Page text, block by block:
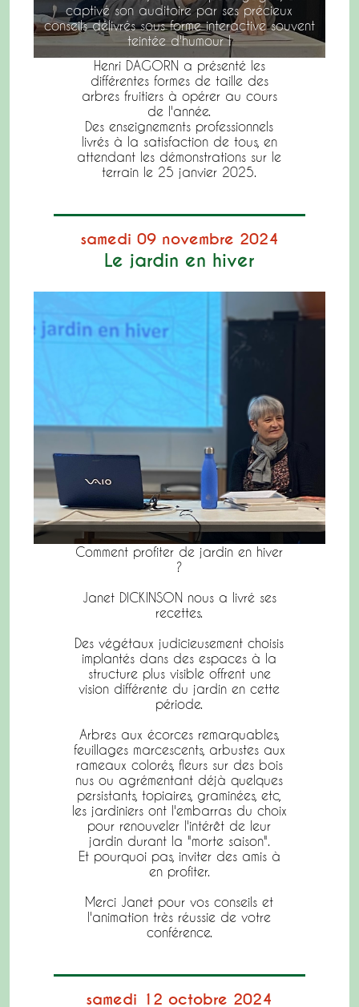
captivé son auditoire par ses précieux
conseils délivrés sous forme interactive souvent
teintée d'humour !
Henri DAGORN a présenté les
différentes formes de taille des
arbres fruitiers à opérer au cours
de l'année.
Des enseignements professionnels
livrés à la satisfaction de tous, en
attendant les démonstrations sur le
terrain le 25 janvier 2025.
samedi 09 novembre 2024
Le jardin en hiver
Comment profiter de jardin en hiver
?
Janet DICKINSON nous a livré ses
recettes.
Des végétaux judicieusement choisis
implantés dans des espaces à la
structure plus visible offrent une
vision différente du jardin en cette
période.
Arbres aux écorces remarquables,
feuillages marcescents, arbustes aux
rameaux colorés, fleurs sur des bois
nus ou agrémentant déjà quelques
persistants, topiaires, graminées, etc,
les jardiniers ont l'embarras du choix
pour renouveler l'intérêt de leur
jardin durant la "morte saison".
Et pourquoi pas, inviter des amis à
en profiter.
Merci Janet pour vos conseils et
l'animation très réussie de votre
conférence.
samedi 12 octobre 2024